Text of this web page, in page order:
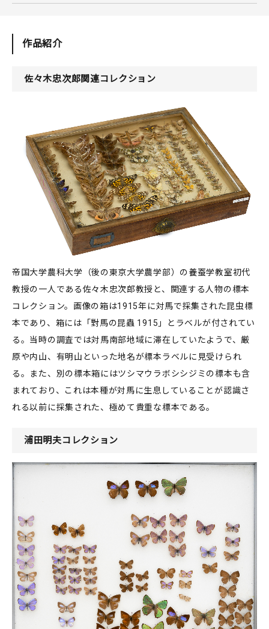
作品紹介
佐々木忠次郎関連コレクション
帝国大学農科大学（後の東京大学農学部）の養蚕学教室初代
教授の一人である佐々木忠次郎教授と、関連する人物の標本
コレクション。画像の箱は1915年に対馬で採集された昆虫標
本であり、箱には「對馬の昆蟲 1915」とラベルが付されてい
る。当時の調査では対馬南部地域に滞在していたようで、厳
原や内山、有明山といった地名が標本ラベルに見受けられ
る。また、別の標本箱にはツシマウラボシシジミの標本も含
まれており、これは本種が対馬に生息していることが認識さ
れる以前に採集された、極めて貴重な標本である。
浦田明夫コレクション